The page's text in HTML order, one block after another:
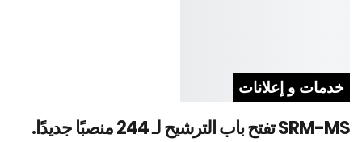
خدمات و إعلانات
SRM-MS تفتح باب الترشيح لـ 244 منصبًا جديدًا.